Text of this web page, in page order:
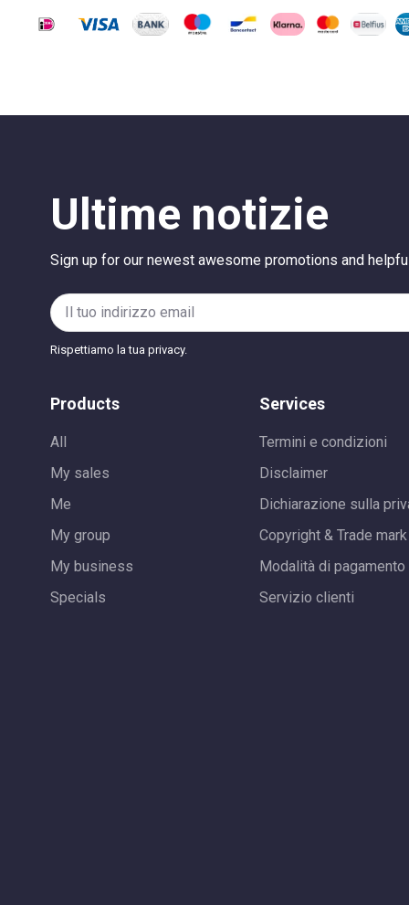
Ultime notizie
Sign up for our newest awesome promotions and
Rispettiamo la tua privacy.
Products
All
My sales
Me
My group
My business
Specials
Services
Termini e condizioni
Disclaimer
Dichiarazione sulla
Copyright & Trade
Modalità di pagamento
Servizio clienti